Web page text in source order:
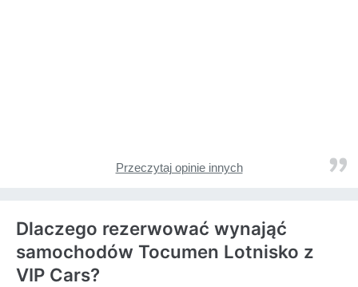
Przeczytaj opinie innych
Dlaczego rezerwować wynająć
samochodów Tocumen Lotnisko z
VIP Cars?